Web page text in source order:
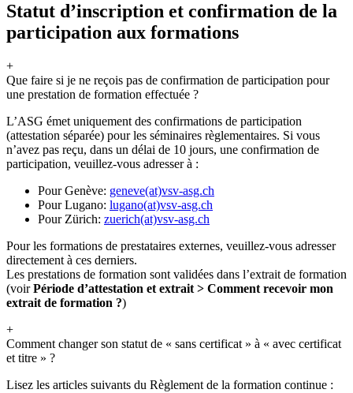
Statut d’inscription et confirmation de la
participation aux formations
+
Que faire si je ne reçois pas de confirmation de participation pour
une prestation de formation effectuée ?
L’ASG émet uniquement des confirmations de participation
(attestation séparée) pour les séminaires règlementaires. Si vous
n’avez pas reçu, dans un délai de 10 jours, une confirmation de
participation, veuillez-vous adresser à :
Pour Genève: geneve(at)vsv-asg.ch
Pour Lugano: lugano(at)vsv-asg.ch
Pour Zürich: zuerich(at)vsv-asg.ch
Pour les formations de prestataires externes, veuillez-vous adresser
directement à ces derniers.
Les prestations de formation sont validées dans l’extrait de formation
(voirPériode d’attestation et extrait > Comment recevoir mon
extrait de formation ?)
+
Comment changer son statut de « sans certificat » à « avec certificat
et titre » ?
Lisez les articles suivants du Règlement de la formation continue :